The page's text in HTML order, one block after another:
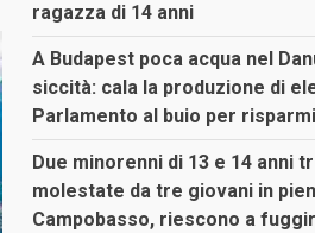
ragazza di 14 anni
A Budapest poca acqua nel
siccità: cala la produzione di
Parlamento al buio per
Due minorenni di 13 e 14 anni
molestate da tre giovani in
Campobasso, riescono a